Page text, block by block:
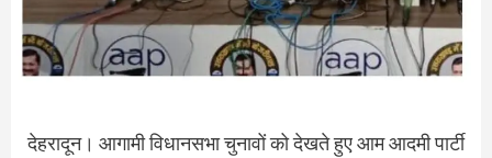
देहरादून। आगामी विधानसभा चुनावों को देखते हुए आम आदमी पार्टी